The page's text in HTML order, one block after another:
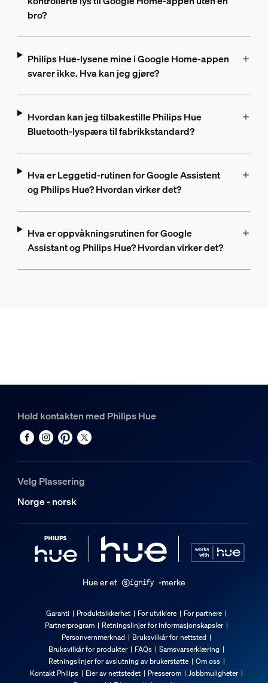
bro?
Philips Hue-lysene mine i Google Home-appen
svarer ikke. Hva kan jeg gjøre?
Hvordan kan jeg tilbakestille Philips Hue
Bluetooth-lyspæra til fabrikkstandard?
Hva er Leggetid-rutinen for Google Assistent
og Philips Hue? Hvordan virker det?
Hva er oppvåkningsrutinen for Google
Assistant og Philips Hue? Hvordan virker det?
Hold kontakten med Philips Hue
Velg Plassering
Norge - norsk
Hue er et -merke
Garanti Produktsikkerhet For utviklere
For partnere
Partnerprogram
Retningslinjer for informasjonskapsler
Personvernmerknad
Bruksvilkår for nettsted
Bruksvilkår for produkter
FAQs
Samsvarserklæring
Retningslinjer for avslutning av brukerstøtte
Om oss
Kontakt Philips
Eier av nettstedet Presserom
Jobbmuligheter